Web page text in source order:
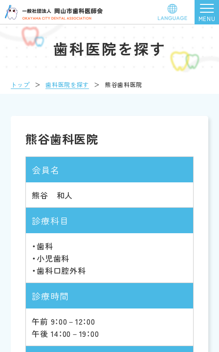
歯科医院を探す
トップ ＞ 歯科医院を探す ＞ 熊谷歯科医院
熊谷歯科医院
会員名
熊谷 和人
診療科目
・歯科
・小児歯科
・歯科口腔外科
診療時間
午前 9：00－12：00
午後 14：00－19：00